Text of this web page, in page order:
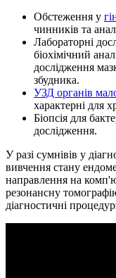
Обстеження у
чинників та
Лабораторні
біохімічний
дослідження
збудника.
УЗД органів
характерні для
Бiопсiя для
дослідження.
У разі сумнівів у
вивчення стану
направлення на
резонансну
діагностичні